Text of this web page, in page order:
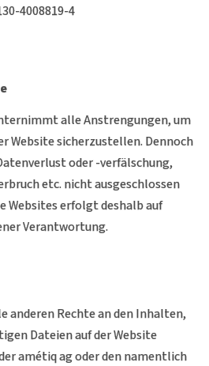
4008819-4
alle Anstrengungen, um
Website sicherzustellen. Dennoch
oder -verfälschung,
etc. nicht ausgeschlossen
Websites erfolgt deshalb auf
Verantwortung.
anderen Rechte an den Inhalten,
Dateien auf der Website
amétiq ag oder den namentlich